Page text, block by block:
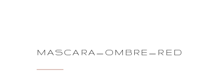
MASCARA_OMBRE_RED